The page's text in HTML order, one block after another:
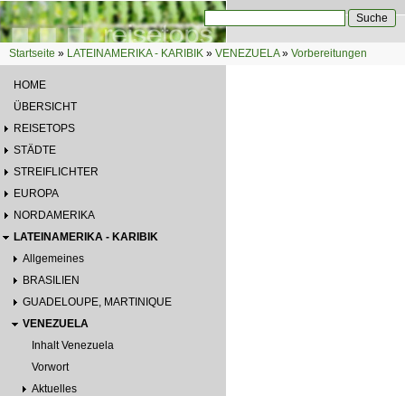
Direkt zum Inhalt
Suchformular
Sie sind hier
Startseite » LATEINAMERIKA - KARIBIK » VENEZUELA» Vorbereitungen
HOME
ÜBERSICHT
REISETOPS
STÄDTE
STREIFLICHTER
EUROPA
NORDAMERIKA
LATEINAMERIKA - KARIBIK
Allgemeines
BRASILIEN
GUADELOUPE, MARTINIQUE
VENEZUELA
Inhalt Venezuela
Vorwort
Aktuelles